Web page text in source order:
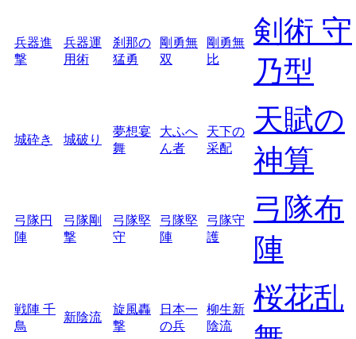
兵器進
撃
兵器運
用術
刹那の
猛勇
剛勇無
双
剛勇無
比
剣術 守
乃型
城砕き 城破り
夢想宴
舞
大ふへ
ん者
天下の
采配
天賦の
神算
弓隊円
陣
弓隊剛
撃
弓隊堅
守
弓隊堅
陣
弓隊守
護
弓隊布
陣
戦陣 千
鳥
新陰流
旋風轟
撃
日本一
の兵
柳生新
陰流
桜花乱